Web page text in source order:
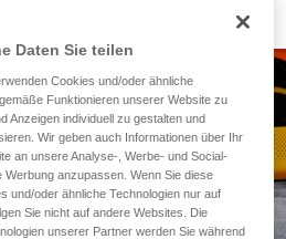
zur
des
Daten Sie teilen
Cookies und/oder ähnliche
Funktionieren unserer Website zu
Anzeigen individuell zu gestalten und
Wir geben auch Informationen über Ihr
an unsere Analyse-, Werbe- und Social-
Werbung anzupassen. Wenn Sie diese
und/oder ähnliche Technologien nur auf
Sie nicht auf andere Websites. Die
unserer Partner werden Sie während